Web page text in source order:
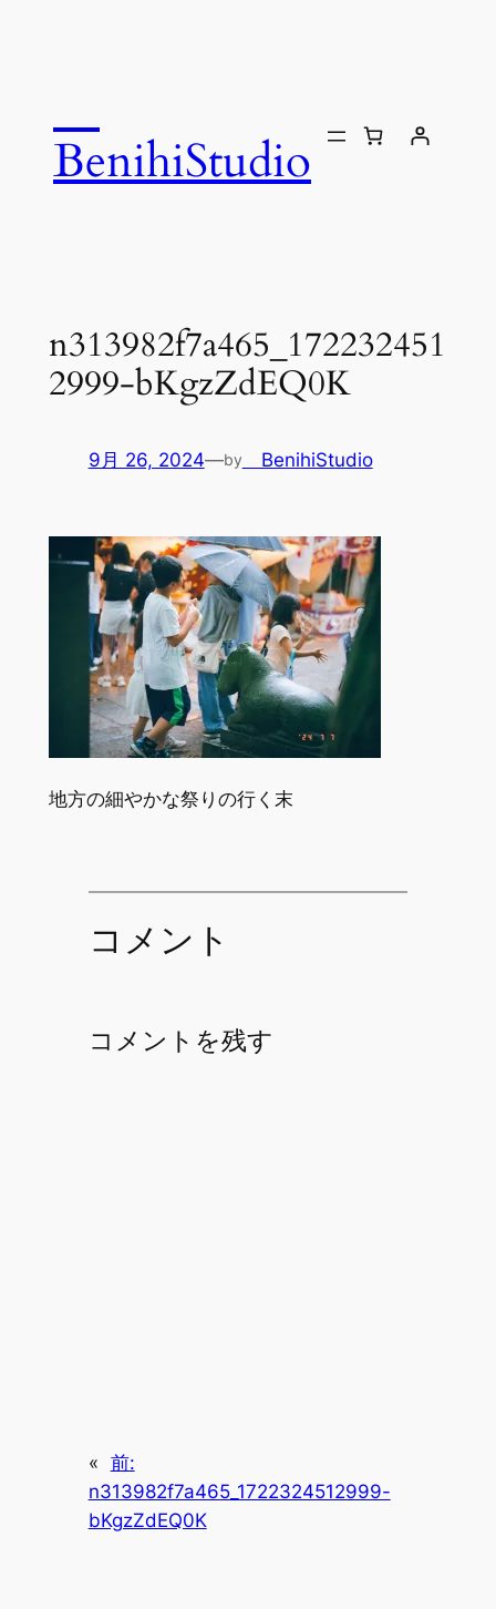
BenihiStudio
n313982f7a465_172232451
2999-bKgzZdEQ0K
9月 26, 2024—by BenihiStudio
地方の細やかな祭りの行く末
コメント
コメントを残す
« 前:
n313982f7a465_1722324512999-
bKgzZdEQ0K